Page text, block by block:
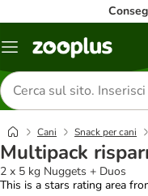
Overview
Cerca
prodotti
Cani Snack per cani
Multipack
2 х 5 kg Nuggets + Duos
This is a stars rating area